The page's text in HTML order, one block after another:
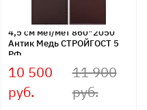
4,5 см мет/мет 860*2050
Антик Медь СТРОЙГОСТ 5
РФ
10 500
руб.
11 900
руб.